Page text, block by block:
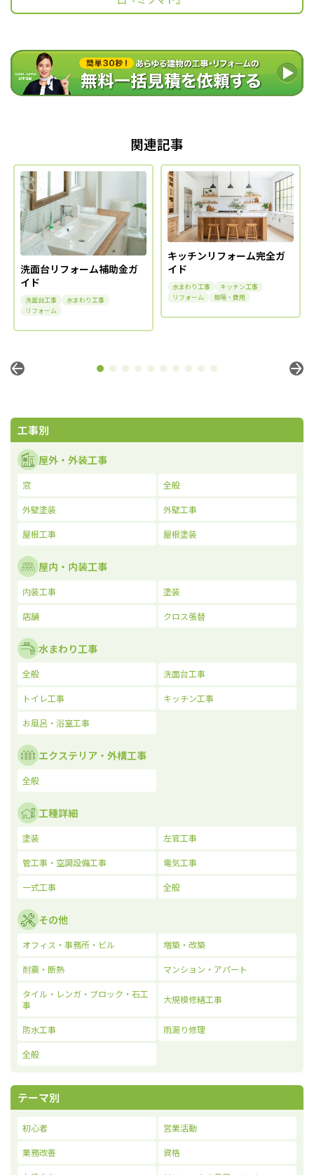
関連記事
洗面台リフォーム補助金ガ
イド
洗面台工事
水まわり工事
リフォーム
キッチンリフォーム完全ガ
イド
水まわり工事
キッチン工事
リフォーム
相場・費用
工事別
屋外・外装工事
窓 全般
外壁塗装 外壁工事
屋根工事 屋根塗装
屋内・内装工事
内装工事 塗装
店舗 クロス張替
水まわり工事
全般 洗面台工事
トイレ工事 キッチン工事
お風呂・浴室工事
エクステリア・外構工事
全般
工種詳細
塗装 左官工事
管工事・空調設備工事 電気工事
一式工事 全般
その他
オフィス・事務所・ビル 増築・改築
耐震・断熱 マンション・アパート
タイル・レンガ・ブロック・石工
事
大規模修繕工事
防水工事 雨漏り修理
全般
テーマ別
初心者 営業活動
業務改善 資格